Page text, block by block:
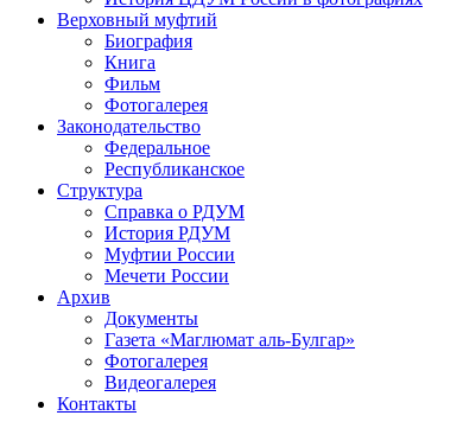
Верховный муфтий
Биография
Книга
Фильм
Фотогалерея
Законодательство
Федеральное
Республиканское
Структура
Справка о РДУМ
История РДУМ
Муфтии России
Мечети России
Архив
Документы
Газета «Маглюмат аль-Булгар»
Фотогалерея
Видеогалерея
Контакты